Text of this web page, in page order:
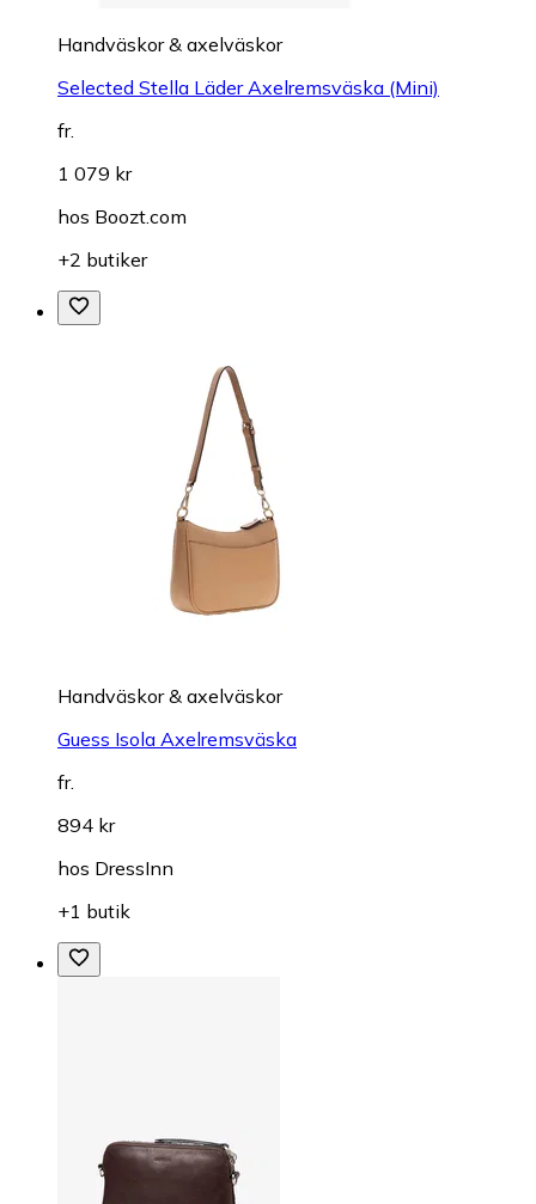
Handväskor & axelväskor
Selected Stella Läder Axelremsväska (Mini)
fr.
1 079 kr
hos Boozt.com
+2 butiker
Handväskor & axelväskor
Guess Isola Axelremsväska
fr.
894 kr
hos DressInn
+1 butik